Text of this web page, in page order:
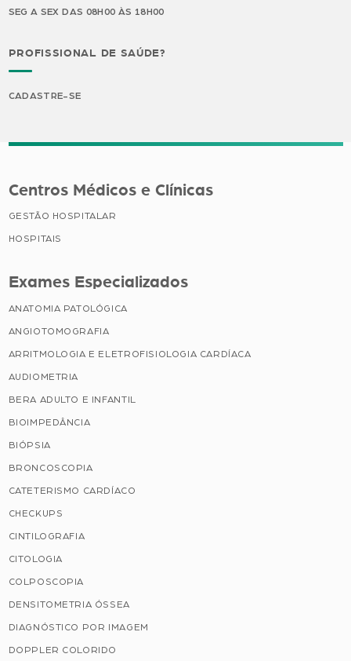
SEG A SEX DAS 08H00 ÀS 18H00
PROFISSIONAL DE SAÚDE?
CADASTRE-SE
Centros Médicos e Clínicas
GESTÃO HOSPITALAR
HOSPITAIS
Exames Especializados
ANATOMIA PATOLÓGICA
ANGIOTOMOGRAFIA
ARRITMOLOGIA E ELETROFISIOLOGIA CARDÍACA
AUDIOMETRIA
BERA ADULTO E INFANTIL
BIOIMPEDÂNCIA
BIÓPSIA
BRONCOSCOPIA
CATETERISMO CARDÍACO
CHECKUPS
CINTILOGRAFIA
CITOLOGIA
COLPOSCOPIA
DENSITOMETRIA ÓSSEA
DIAGNÓSTICO POR IMAGEM
DOPPLER COLORIDO